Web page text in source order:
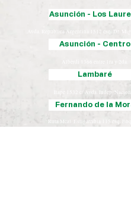
Asunción - Los
Avda. República Argentina 1512 esq. Dr.
Asunción - Centro
Lambaré
Itape 1532 c/ Avda. Indep.
Fernando de la
Ruta Mcal. Estigarribia 115 esq.